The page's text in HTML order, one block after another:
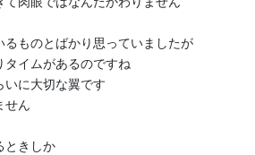
るものとばかり思っていましたが
イムがあるのですね
いに大切な翼です
せん
ときしか